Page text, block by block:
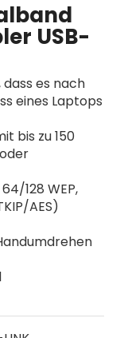
USB-
dass es nach
eines Laptops
bis zu 150
128 WEP,
AES)